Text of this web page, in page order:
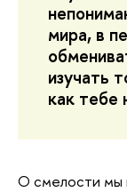
мира, в
изучать
как тебе
О смелости мы